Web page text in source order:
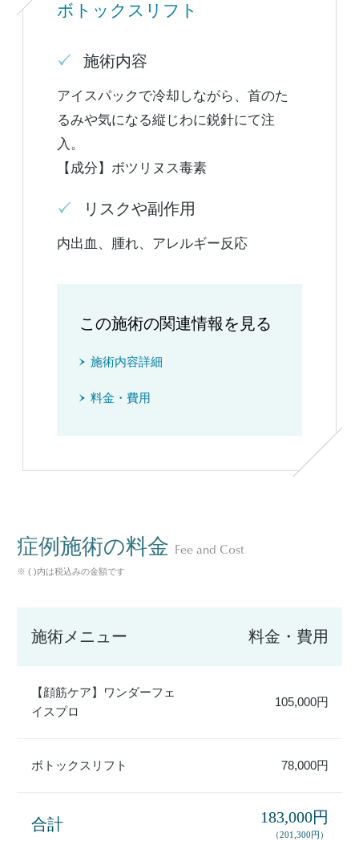
ボトックスリフト
施術内容
アイスパックで冷却しながら、首のた
るみや気になる縦じわに鋭針にて注
入。
【成分】ボツリヌス毒素
リスクや副作用
内出血、腫れ、アレルギー反応
この施術の関連情報を見る
施術内容詳細
料金・費用
症例施術の料金 Fee and Cost
※ ( )内は税込みの金額です
施術メニュー 料金・費用
【顔筋ケア】ワンダーフェ
イスプロ
105,000円
ボトックスリフト 78,000円
合計 183,000円
（201,300円）